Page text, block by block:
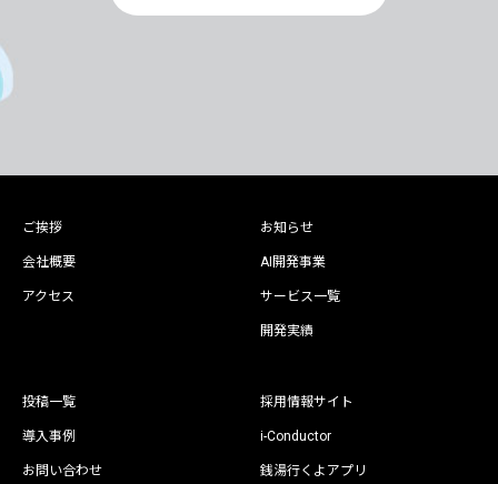
ご挨拶
会社概要
アクセス
お知らせ
AI開発事業
サービス一覧
開発実績
投稿一覧
導入事例
お問い合わせ
採用情報サイト
i-Conductor
銭湯行くよアプリ